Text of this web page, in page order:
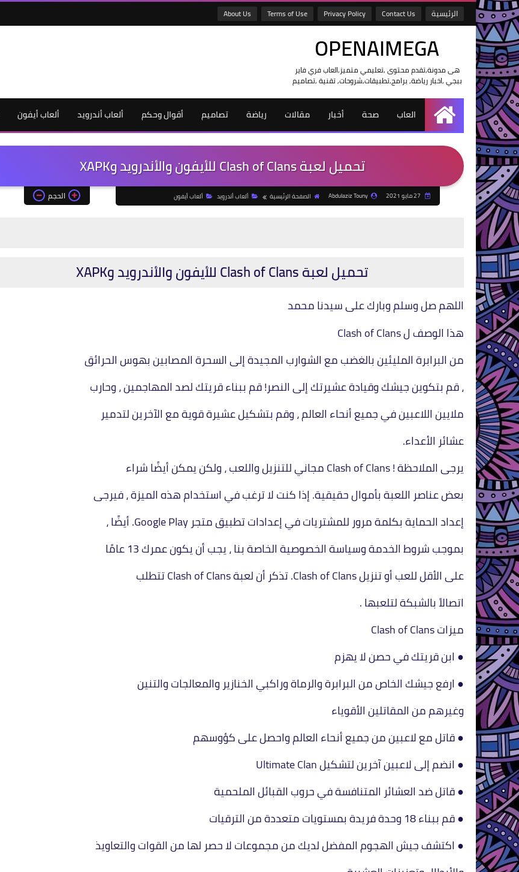
الرئيسية Contact Us
Privacy Policy
Terms of Use
About Us
OPENAIMEGA
هى مدونة,تقدم محتوى ,تعليمي متميز,العاب فري فاير
ببجي ,اخبار رياضة, برامج,تطبيقات,شروحات, تقنية ,تصاميم
الرئيسية
العاب صحة أخبار مقالات رياضة تصاميم أقوال وحكم ألعاب أندرويد ألعاب أيفون
تحميل لعبة Clash of Clans للأيفون والأندرويد وXAPK
Abdulaziz Touny الصفحة الرئيسية ألعاب أندرويد ألعاب أيفون الحجم
تحميل لعبة Clash of Clans للأيفون والأندرويد وXAPK
اللهم صل وسلم وبارك على سيدنا محمد
هذا الوصف ل Clash of Clans
من البرابرة المليئين بالغضب مع الشوارب المجيدة إلى السحرة المصابين بهوس الحرائق
، قم بتكوين جيشك وقيادة عشيرتك إلى النصر! قم ببناء قريتك لصد المهاجمين ، وحارب
ملايين اللاعبين في جميع أنحاء العالم ، وقم بتشكيل عشيرة قوية مع الآخرين لتدمير
عشائر الأعداء.
يرجى الملاحظة ! Clash of Clans مجاني للتنزيل واللعب ، ولكن يمكن أيضًا شراء
بعض عناصر اللعبة بأموال حقيقية. إذا كنت لا ترغب في استخدام هذه الميزة ، فيرجى
إعداد الحماية بكلمة مرور للمشتريات في إعدادات تطبيق متجر Google Play. أيضًا ،
بموجب شروط الخدمة وسياسة الخصوصية الخاصة بنا ، يجب أن يكون عمرك 13 عامًا
على الأقل للعب أو تنزيل Clash of Clans. تذكر أن لعبة Clash of Clans تتطلب
اتصالاً بالشبكة لتلعبها .
ميزات Clash of Clans
● ابن قريتك في حصن لا يهزم
● ارفع جيشك الخاص من البرابرة والرماة وراكبي الخنازير والمعالجات والتنين
وغيرهم من المقاتلين الأقوياء
● قاتل مع لاعبين من جميع أنحاء العالم واحصل على كؤوسهم
● انضم إلى لاعبين آخرين لتشكيل Ultimate Clan
● قاتل ضد العشائر المتنافسة في حروب القبائل الملحمية
● قم ببناء 18 وحدة فريدة بمستويات متعددة من الترقيات
● اكتشف جيش الهجوم المفضل لديك من مجموعات لا حصر لها من القوات والتعاويذ